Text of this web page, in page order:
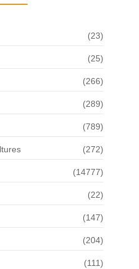
(23)
(25)
(266)
(289)
(789)
(272)
(14777)
(22)
(147)
(204)
(111)